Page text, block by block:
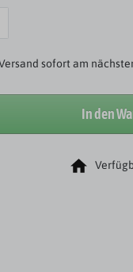
sofort am
In den